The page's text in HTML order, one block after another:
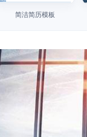
简洁简历模板